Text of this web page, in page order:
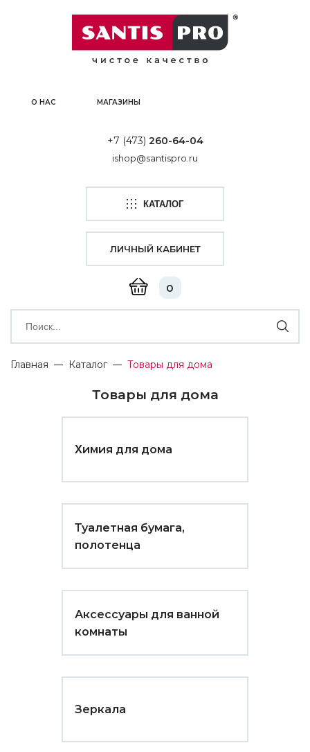
О НАС МАГАЗИНЫ
+7 (473) 260-64-04
ishop@santispro.ru
КАТАЛОГ
0
ЛИЧНЫЙ КАБИНЕТ
Главная Каталог Товары для дома
Товары для дома
Химия для дома
Туалетная бумага,
полотенца
Аксессуары для ванной
комнаты
Зеркала